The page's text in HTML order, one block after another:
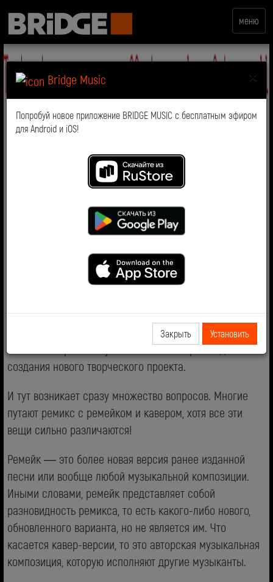
меню
×
Bridge Music
Попробуй новое приложение BRIDGE MUSIC с бесплатным эфиром
для Android и iOS!
Закрыть Установить
Ремиксы на хитовые треки популярны уже несколько
и для чего их делают! Сначала разберёмся, что это
Первое определение “ремикса” появилось в книге
американского ученого Лоуренса Лессига в 2008 году.
оказал интернет, и как он повлиял на создание новых
жанров в музыке. Согласно терминологии, ремикс —
это комбинирование уже готового материала для
создания нового творческого проекта.
И тут возникает сразу множество вопросов. Многие
путают ремикс с ремейком и кавером, хотя все эти
вещи сильно различаются!
Ремейк — это более новая версия ранее изданной
песни или вообще любой музыкальной композиции.
Иными словами, ремейк представляет собой
разновидность ремикса, то есть какого-либо нового,
обновленного варианта, но не является им. Что
касается кавер-версии, то это авторская музыкальная
композиция, которую исполняют другие музыканты.